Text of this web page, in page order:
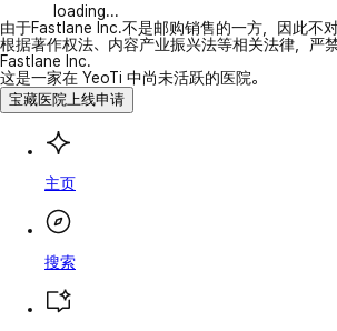
loading...
由于Fastlane Inc.不是邮购销售的一方，因此不
根据著作权法、内容产业振兴法等相关法律，严
Fastlane Inc.
这是一家在 YeoTi 中尚未活跃的医院。
宝藏医院上线申请
主页
搜索